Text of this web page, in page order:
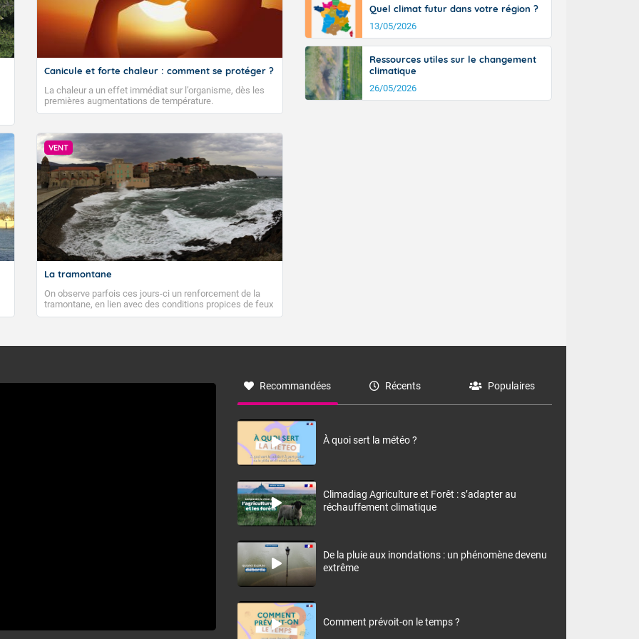
Canicule et forte chaleur : comment se protéger ?
La chaleur a un effet immédiat sur l’organisme, dès les
premières augmentations de température.
VENT
La tramontane
On observe parfois ces jours-ci un renforcement de la
tramontane, en lien avec des conditions propices de feux
de forêt. Mais qu'est-ce que la tramontane ? Quelles sont
à nord-ouest, dans un secteur qui part du Roussillon à la
monts, en allusion aux régions montagneuses d’où
Quel climat futur dans votre région ?
13/05/2026
Ressources utiles sur le changement
climatique
26/05/2026
Recommandées Récents Populaires
À quoi sert la météo ?
Climadiag Agriculture et Forêt : s’adapter au
réchauffement climatique
De la pluie aux inondations : un phénomène devenu
extrême
Comment prévoit-on le temps ?